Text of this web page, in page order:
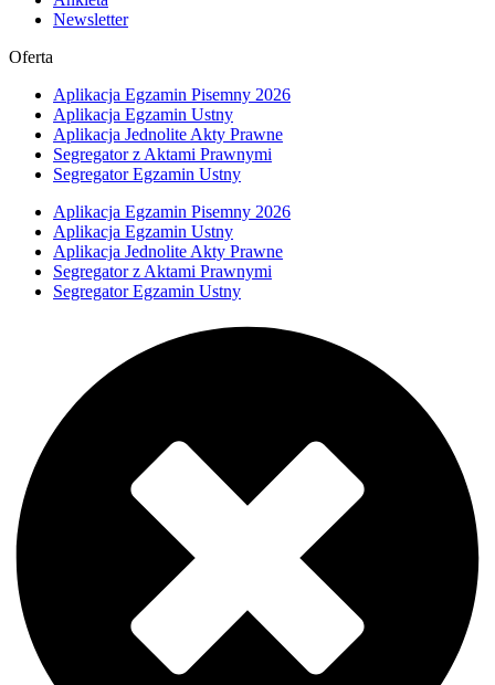
Newsletter
Oferta
Aplikacja Egzamin Pisemny 2026
Aplikacja Egzamin Ustny
Aplikacja Jednolite Akty Prawne
Segregator z Aktami Prawnymi
Segregator Egzamin Ustny
Aplikacja Egzamin Pisemny 2026
Aplikacja Egzamin Ustny
Aplikacja Jednolite Akty Prawne
Segregator z Aktami Prawnymi
Segregator Egzamin Ustny